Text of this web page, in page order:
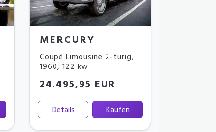
MERCURY
Coupé Limousine 2-türig,
1960,122 kw
24.495,95 EUR
Details Kaufen